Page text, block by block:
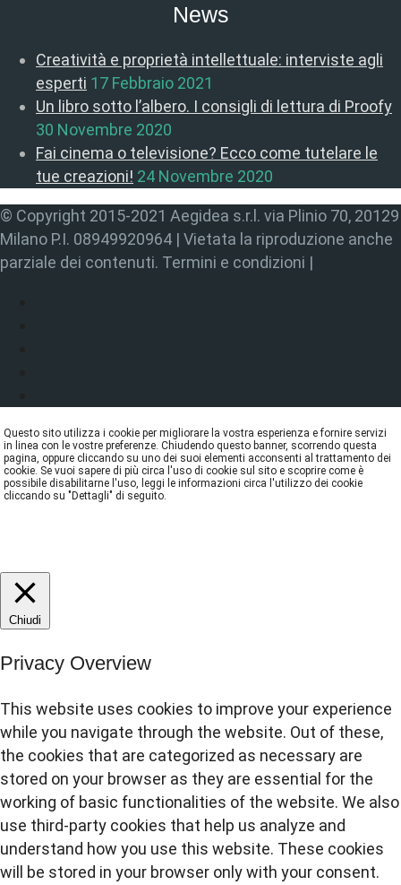
News
Creatività e proprietà intellettuale: interviste agli
esperti 17 Febbraio 2021
Un libro sotto l’albero. I consigli di lettura di Proofy
30 Novembre 2020
Fai cinema o televisione? Ecco come tutelare le
tue creazioni! 24 Novembre 2020
© Copyright 2015-2021 Aegidea s.r.l. via Plinio 70, 20129
Milano P.I. 08949920964 | Vietata la riproduzione anche
parziale dei contenuti. Termini e condizioni |
Questo sito utilizza i cookie per migliorare la vostra esperienza e fornire servizi
in linea con le vostre preferenze. Chiudendo questo banner, scorrendo questa
pagina, oppure cliccando su uno dei suoi elementi acconsenti al trattamento dei
cookie. Se vuoi sapere di più circa l'uso di cookie sul sito e scoprire come è
possibile disabilitarne l'uso, leggi le informazioni circa l'utilizzo dei cookie
cliccando su "Dettagli" di seguito.
Chiudi
Privacy Overview
This website uses cookies to improve your experience
while you navigate through the website. Out of these,
the cookies that are categorized as necessary are
stored on your browser as they are essential for the
working of basic functionalities of the website. We also
use third-party cookies that help us analyze and
understand how you use this website. These cookies
will be stored in your browser only with your consent.